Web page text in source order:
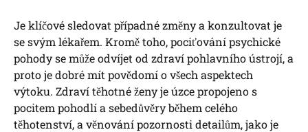
Je klíčové sledovat případné změny a konzultovat je
se svým lékařem. Kromě toho, pociťování psychické
pohody se může odvíjet od zdraví pohlavního ústrojí, a
proto je dobré mít povědomí o všech aspektech
výtoku. Zdraví těhotné ženy je úzce propojeno s
pocitem pohodlí a sebedůvěry během celého
těhotenství, a věnování pozornosti detailům, jako je